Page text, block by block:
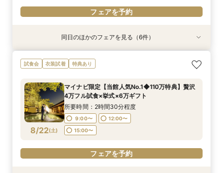
フェアを予約
衣装試着 特典あり 動画あり
8/21(金)
【マイナビ限定】完全貸切料亭W◆和も洋も叶う
自由なスタイル！400年の歴史が彩る石舞台挙式
所要時間：2時間30分程度
フェアを予約
衣装試着 特典あり
8/21(金)
マイナビ限定【限定2組様】和牛×オマール4万9
品コース×食事券付◆挙式体験
10:30〜 13:30〜
フェアを予約
8/21(金)
【自宅で安心◎フェア参加】オンライン会場見学
×見積もり相談 #日程・人数未定の相談も歓迎!
12:00〜 15:00〜
フェアを予約
衣装試着 特典あり
8/21(金)
マイナビ限定【6名より可】10名69万円～無料試
食付き少人数婚プラン相談会
10:30〜 13:30〜
フェアを予約
衣装試着 特典あり
8/21(金)
マイナビ限定【お料理重視の方必見】料亭の会席
料理試食付 はじめて相談会
10:30〜 13:30〜
フェアを予約
衣装試着 特典あり
8/21(金)
《親御様限定フェア》お子様の代わりに会場見学
からご相談まで◎
10:30〜 13:30〜
フェアを予約
同日のほかのフェアを見る（6件）
試食会 衣装試着 特典あり
8/22(土)
マイナビ限定【当館人気No.1◆110万特典】贅沢
4万フル試食×挙式×6万ギフト
所要時間：2時間30分程度
9:00〜
12:00〜
15:00〜
フェアを予約